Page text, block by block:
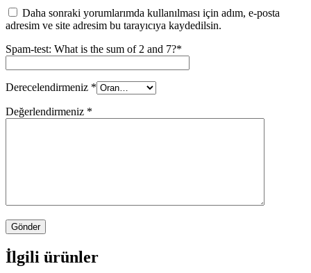
Daha sonraki yorumlarımda kullanılması için adım, e-posta
adresim ve site adresim bu tarayıcıya kaydedilsin.
Spam-test: What is the sum of 2 and 7?*
Derecelendirmeniz *
Değerlendirmeniz *
İlgili ürünler